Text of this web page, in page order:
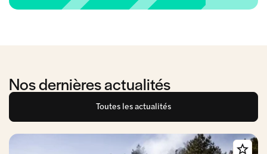
Nos dernières actualités
Toutes les actualités